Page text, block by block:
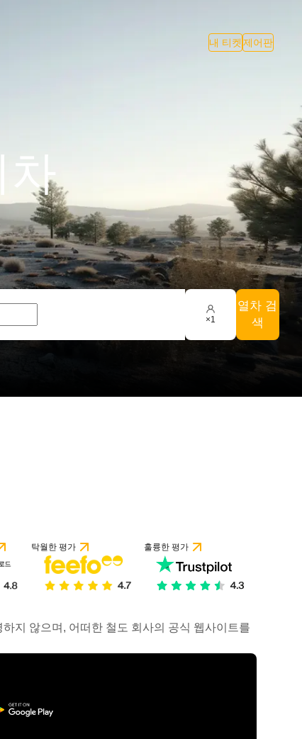
내 티켓 제어판
차
×1
열차 검
색
탁월한 평가 훌륭한 평가
지 않으며, 어떠한 철도 회사의 공식 웹사이트를